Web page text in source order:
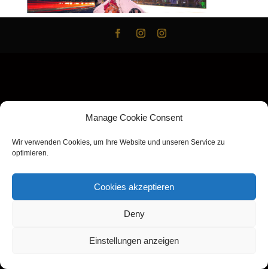
Manage Cookie Consent
Wir verwenden Cookies, um Ihre Website und unseren Service zu
optimieren.
Cookies akzeptieren
Deny
Einstellungen anzeigen